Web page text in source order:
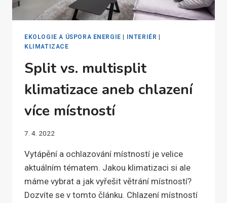
EKOLOGIE A ÚSPORA ENERGIE | INTERIÉR |
KLIMATIZACE
Split vs. multisplit
klimatizace aneb chlazení
více místností
7. 4. 2022
Vytápění a ochlazování místností je velice
aktuálním tématem. Jakou klimatizaci si ale
máme vybrat a jak vyřešit větrání místností?
Dozvíte se v tomto článku. Chlazení místností